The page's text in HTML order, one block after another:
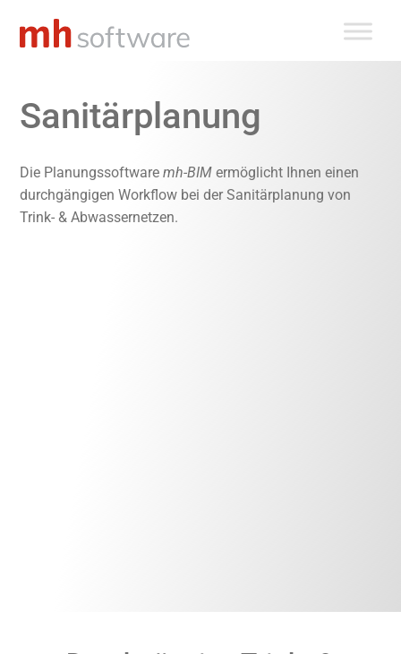
Inhalt
Sanitärplanung
Die Planungssoftwaremh-BIM ermöglicht Ihnen einen
durchgängigen Workflow bei der Sanitärplanung von
Trink- & Abwassernetzen.